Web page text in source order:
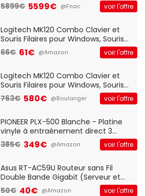
5899€ 5599€ @Fnac voir l'offre
Logitech MK120 Combo Clavier et
Souris Filaires pour Windows, Souris
Optique Filaire, Connexion USB Plug
And Play, Confortable, Taille
QWERTY UK - Noir
66€ 61€ @Amazon voir l'offre
Logitech MK120 Combo Clavier et
Souris Filaires pour Windows, Souris
Optique Filaire, Connexion USB Plug
And Play, Confortable, Taille
QWERTY UK - Noir
763€ 580€ @Boulanger voir l'offre
PIONEER PLX-500 Blanche - Platine
vinyle à entraénement direct 3
vitesses (33-45-78 trs/min) avec
pre-ampli intégré et port USB
385€ 349€ @Amazon voir l'offre
Asus RT-AC59U Routeur sans Fil
Double Bande Gigabit (Serveur et
Client VPN, Triple Vlan, Mode Point
50€ 40€ @Amazon voir l'offre